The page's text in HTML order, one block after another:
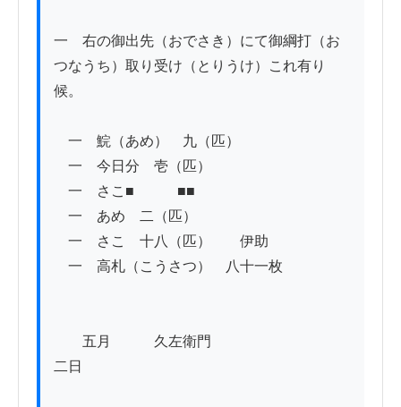
一　右の御出先（おでさき）にて御綱打（お
つなうち）取り受け（とりうけ）これ有り
候。
一　鯇（あめ）　九（匹）
一　今日分　壱（匹）
一　さこ■　　　■■
一　あめ　二（匹）
一　さこ　十八（匹）　　伊助
一　高札（こうさつ）　八十一枚
五月　　　久左衛門
二日